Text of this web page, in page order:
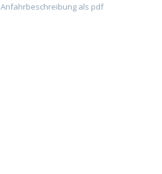
Anfahrbeschreibung als pdf